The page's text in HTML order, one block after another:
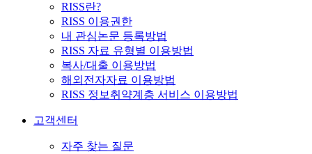
RISS란?
RISS 이용권한
내 관심논문 등록방법
RISS 자료 유형별 이용방법
복사/대출 이용방법
해외전자자료 이용방법
RISS 정보취약계층 서비스 이용방법
고객센터
자주 찾는 질문